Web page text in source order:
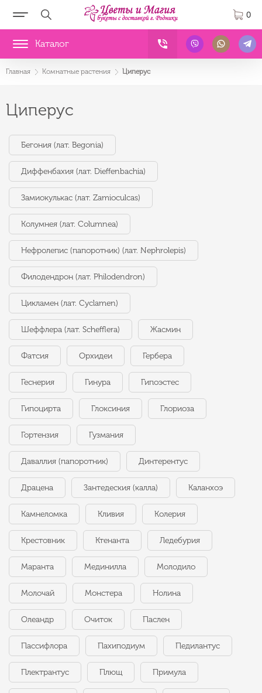
0
Каталог
Главная Комнатные растения Циперус
Циперус
Бегония (лат. Begonia)
Диффенбахия (лат. Dieffenbachia)
Замиокулькас (лат. Zamioculcas)
Колумнея (лат. Columnea)
Нефролепис (папоротник) (лат. Nephrolepis)
Филодендрон (лат. Philodendron)
Цикламен (лат. Cyclamen)
Шеффлера (лат. Schefflera) Жасмин
Фатсия Орхидеи Гербера
Геснерия Гинура Гипоэстес
Гипоцирта Глоксиния Глориоза
Гортензия Гузмания
Даваллия (папоротник) Динтерентус
Драцена Зантедеския (калла) Каланхоэ
Камнеломка Кливия Колерия
Крестовник Ктенанта Ледебурия
Маранта Мединилла Молодило
Молочай Монстера Нолина
Олеандр Очиток Паслен
Пассифлора Пахиподиум Педилантус
Плектрантус Плющ Примула